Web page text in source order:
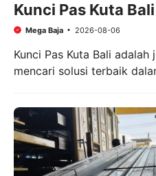
Kunci Pas Kuta Bali
Mega Baja 2026-08-06
Kunci Pas Kuta Bali
mencari solusi terbaik